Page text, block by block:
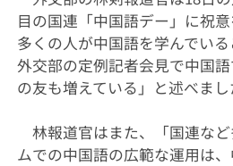
目の国連「中国語デー」に祝
多くの人が中国語を学んでいる
外交部の定例記者会見で中国
の友も増えている」と述べまし
林報道官はまた、「国連な
ムでの中国語の広範な運用は